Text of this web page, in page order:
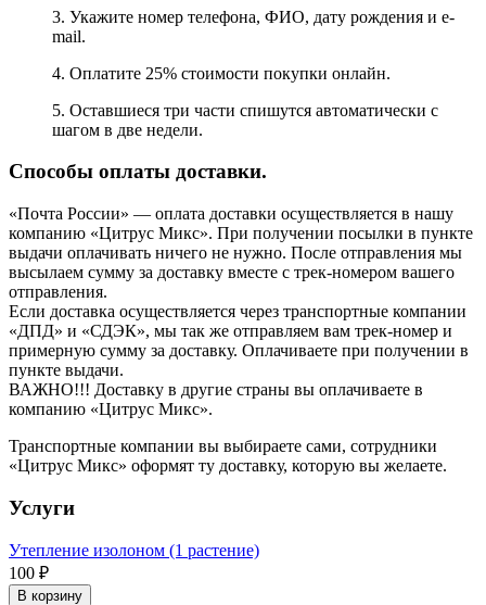
3. Укажите номер телефона, ФИО, дату рождения и e-
mail.
4. Оплатите 25% стоимости покупки онлайн.
5. Оставшиеся три части спишутся автоматически с
шагом в две недели.
Способы оплаты доставки.
«Почта России» — оплата доставки осуществляется в нашу
компанию «Цитрус Микс». При получении посылки в пункте
выдачи оплачивать ничего не нужно. После отправления мы
высылаем сумму за доставку вместе с трек-номером вашего
отправления.
Если доставка осуществляется через транспортные компании
«ДПД» и «СДЭК», мы так же отправляем вам трек-номер и
примерную сумму за доставку. Оплачиваете при получении в
пункте выдачи.
ВАЖНО!!! Доставку в другие страны вы оплачиваете в
компанию «Цитрус Микс».
Транспортные компании вы выбираете сами, сотрудники
«Цитрус Микс» оформят ту доставку, которую вы желаете.
Услуги
Утепление изолоном (1 растение)
100 ₽
В корзину